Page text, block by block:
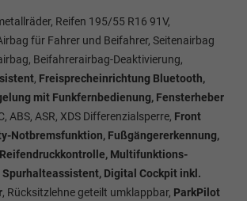
Reifen 195/55 R16 91V,
für Fahrer und Beifahrer, Seitenairbag
Beifahrerairbag-Deaktivierung,
, Freisprecheinrichtung Bluetooth,
mit Funkfernbedienung, Fensterheber
ABS, ASR, XDS Differenzialsperre, Front
Notbremsfunktion, Fußgängererkennung,
Multifunktions-
Spurhalteassistent, Digital Cockpit inkl.
, Rücksitzlehne geteilt umklappbar, ParkPilot